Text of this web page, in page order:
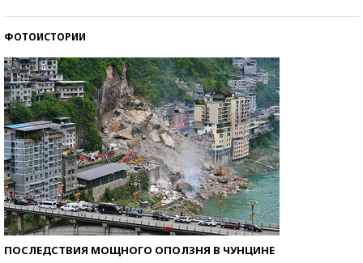
ФОТОИСТОРИИ
ПОСЛЕДСТВИЯ МОЩНОГО ОПОЛЗНЯ В ЧУНЦИНЕ